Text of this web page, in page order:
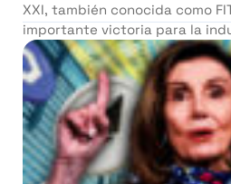
XXI, también conocida como
importante victoria para la